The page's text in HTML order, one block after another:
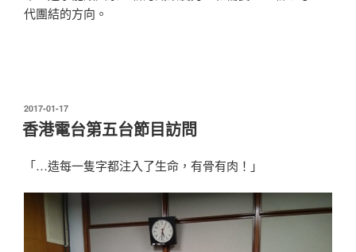
代團結的方向。
發
表
於
2017-01-17
香港電台第五台節目訪問
「…造每一隻字都注入了生命，有骨有肉！」